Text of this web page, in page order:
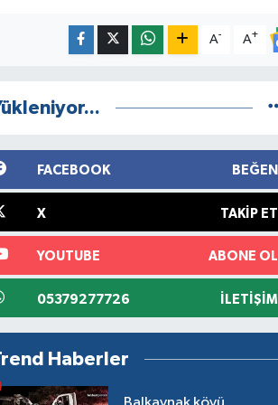
A- A+
FACEBOOK BEĞEN
X TAKIP ET
YOUTUBE ABONE OL
05379277726 İLETIŞIM
Haberler